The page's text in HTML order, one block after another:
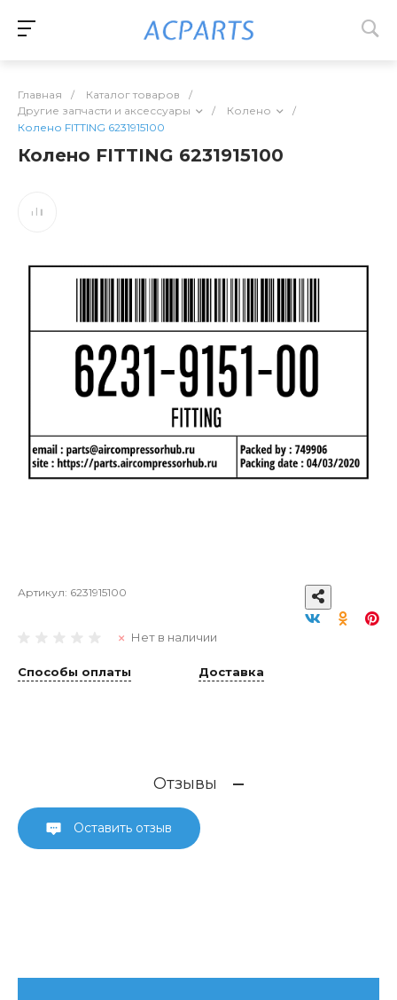
Главная / Каталог товаров
/
Другие запчасти и аксессуары
/ Колено
/
Колено FITTING 6231915100
Колено FITTING 6231915100
Артикул: 6231915100
Нет в наличии
Способы оплаты Доставка
Отзывы
Оставить отзыв